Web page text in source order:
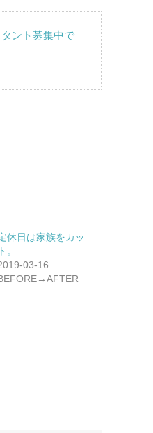
ント募集中で
休日は家族をカッ
ト。
03-16